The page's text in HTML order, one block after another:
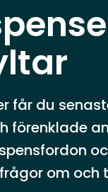
får du
om och